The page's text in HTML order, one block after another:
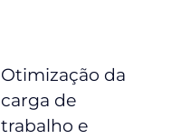
Otimização da
carga de
trabalho e